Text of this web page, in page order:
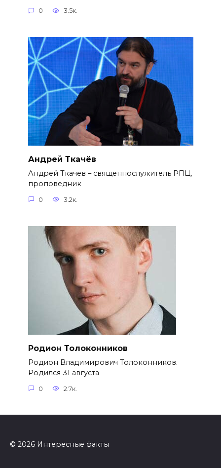
0 3.5к.
Андрей Ткачёв
Андрей Ткачев – священнослужитель РПЦ,
проповедник
0 3.2к.
Родион Толоконников
Родион Владимирович Толоконников.
Родился 31 августа
0 2.7к.
© 2026 Интересные факты